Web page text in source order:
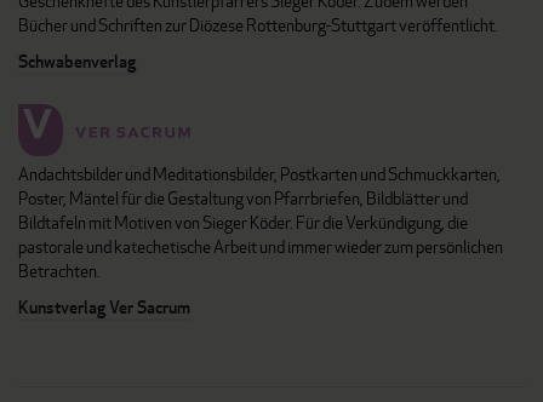
Bücher und Schriften zur Diözese Rottenburg-Stuttgart veröffentlicht.
Schwabenverlag
Andachtsbilder und Meditationsbilder, Postkarten und Schmuckkarten,
Poster, Mäntel für die Gestaltung von Pfarrbriefen, Bildblätter und
Bildtafeln mit Motiven von Sieger Köder. Für die Verkündigung, die
pastorale und katechetische Arbeit und immer wieder zum persönlichen
Betrachten.
Kunstverlag Ver Sacrum